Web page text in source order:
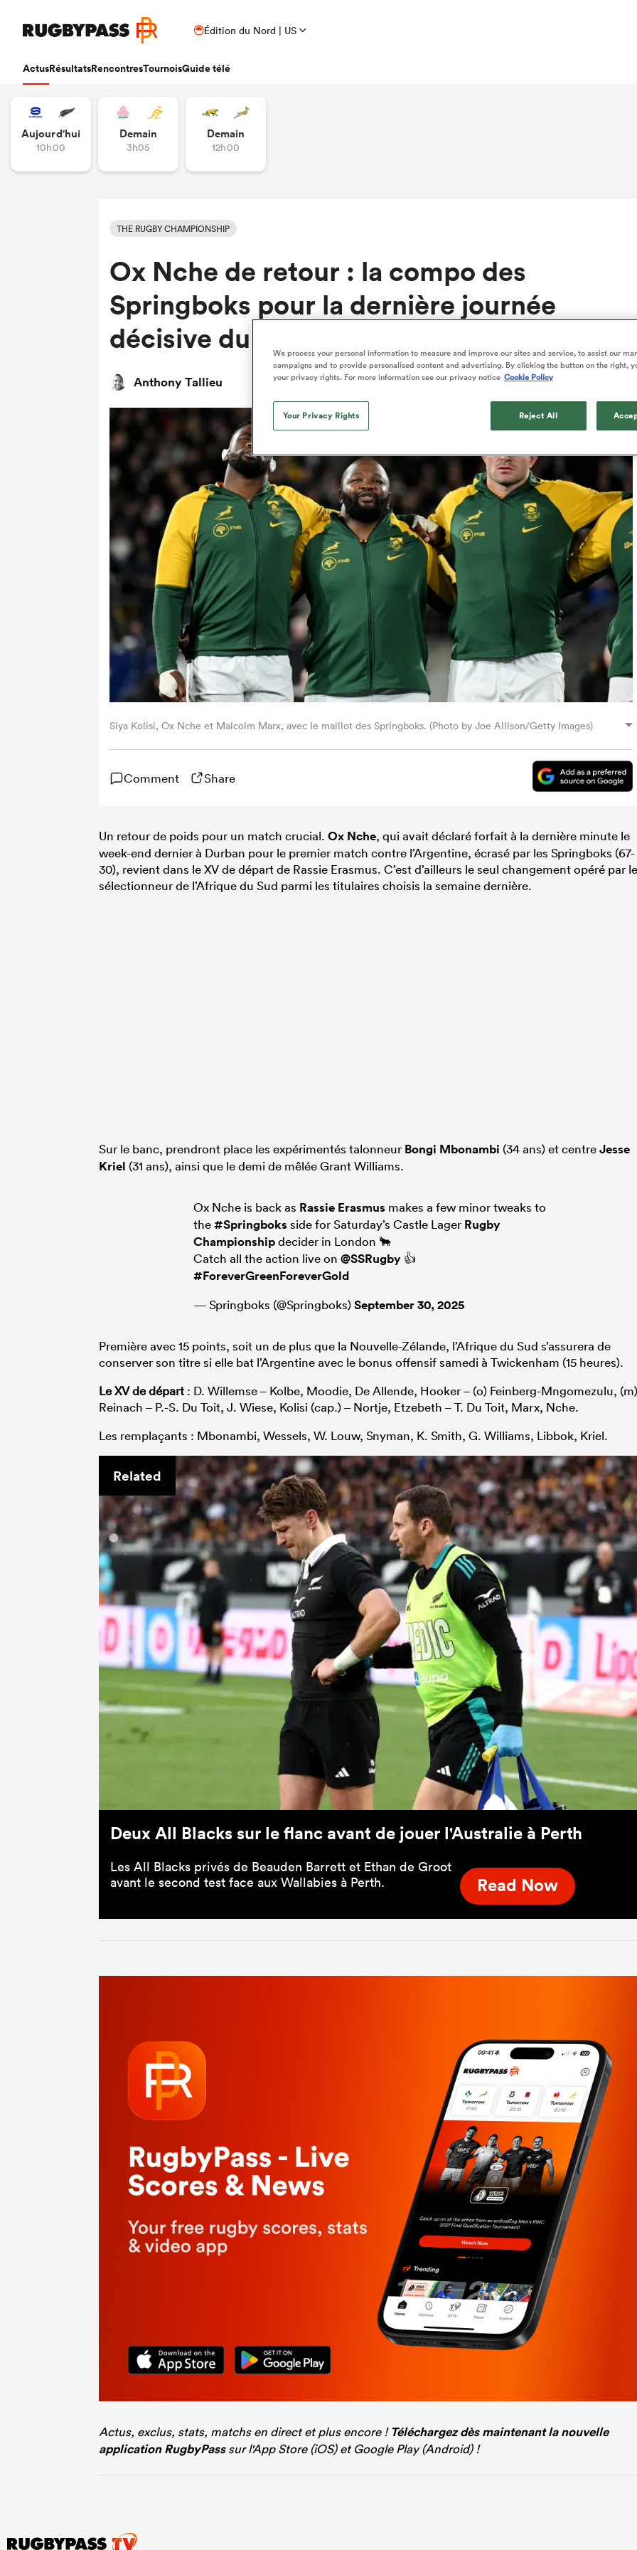
Édition du Nord | US
ActusRésultatsRencontresTournoisGuide télé
Aujourd'hui
10h00
Demain
3h05
Demain
12h00
THE RUGBY CHAMPIONSHIP
Ox Nche de retour : la compo des
Springboks pour la dernière journée
décisive du Rugby Championship
Anthony Tallieu Published: 30 Septembre 2025 07:48 PDT
Siya Kolisi, Ox Nche et Malcolm Marx, avec le maillot des Springboks. (Photo by Joe Allison/Getty Images)
Comment Share
Un retour de poids pour un match crucial. Ox Nche, qui avait déclaré forfait à la dernière minute le
week-end dernier à Durban pour le premier match contre l’Argentine, écrasé par les Springboks (67-
30), revient dans le XV de départ de Rassie Erasmus. C’est d’ailleurs le seul changement opéré par le
sélectionneur de l’Afrique du Sud parmi les titulaires choisis la semaine dernière.
Sur le banc, prendront place les expérimentés talonneur Bongi Mbonambi (34 ans) et centreJesse
Kriel (31 ans), ainsi que le demi de mêlée Grant Williams.
Ox Nche is back as Rassie Erasmus makes a few minor tweaks to
the#Springboksside for Saturday’s Castle Lager Rugby
Championshipdecider in London 🐂
Catch all the action live on @SSRugby 👍
#ForeverGreenForeverGold
— Springboks (@Springboks)September 30, 2025
Première avec 15 points, soit un de plus que la Nouvelle-Zélande, l’Afrique du Sud s’assurera de
conserver son titre si elle bat l’Argentine avec le bonus offensif samedi à Twickenham (15 heures).
Le XV de départ : D. Willemse – Kolbe, Moodie, De Allende, Hooker – (o) Feinberg-Mngomezulu, (m)
Reinach – P.-S. Du Toit, J. Wiese, Kolisi (cap.) – Nortje, Etzebeth – T. Du Toit, Marx, Nche.
Les remplaçants : Mbonambi, Wessels, W. Louw, Snyman, K. Smith, G. Williams, Libbok, Kriel.
Related
Deux All Blacks sur le flanc avant de jouer l'Australie à Perth
Les All Blacks privés de Beauden Barrett et Ethan de Groot
avant le second test face aux Wallabies à Perth.
Read Now
Actus, exclus, stats, matchs en direct et plus encore !Téléchargez dès maintenant la nouvelle
application RugbyPasssur l'App Store (iOS) et Google Play (Android) !
We process your personal information to measure and improve our sites and service, to assist our
campaigns and to provide personalised content and advertising. By clicking the button on the right,
your privacy rights. For more information see our privacy notice Cookie Policy
Your Privacy Rights Reject All